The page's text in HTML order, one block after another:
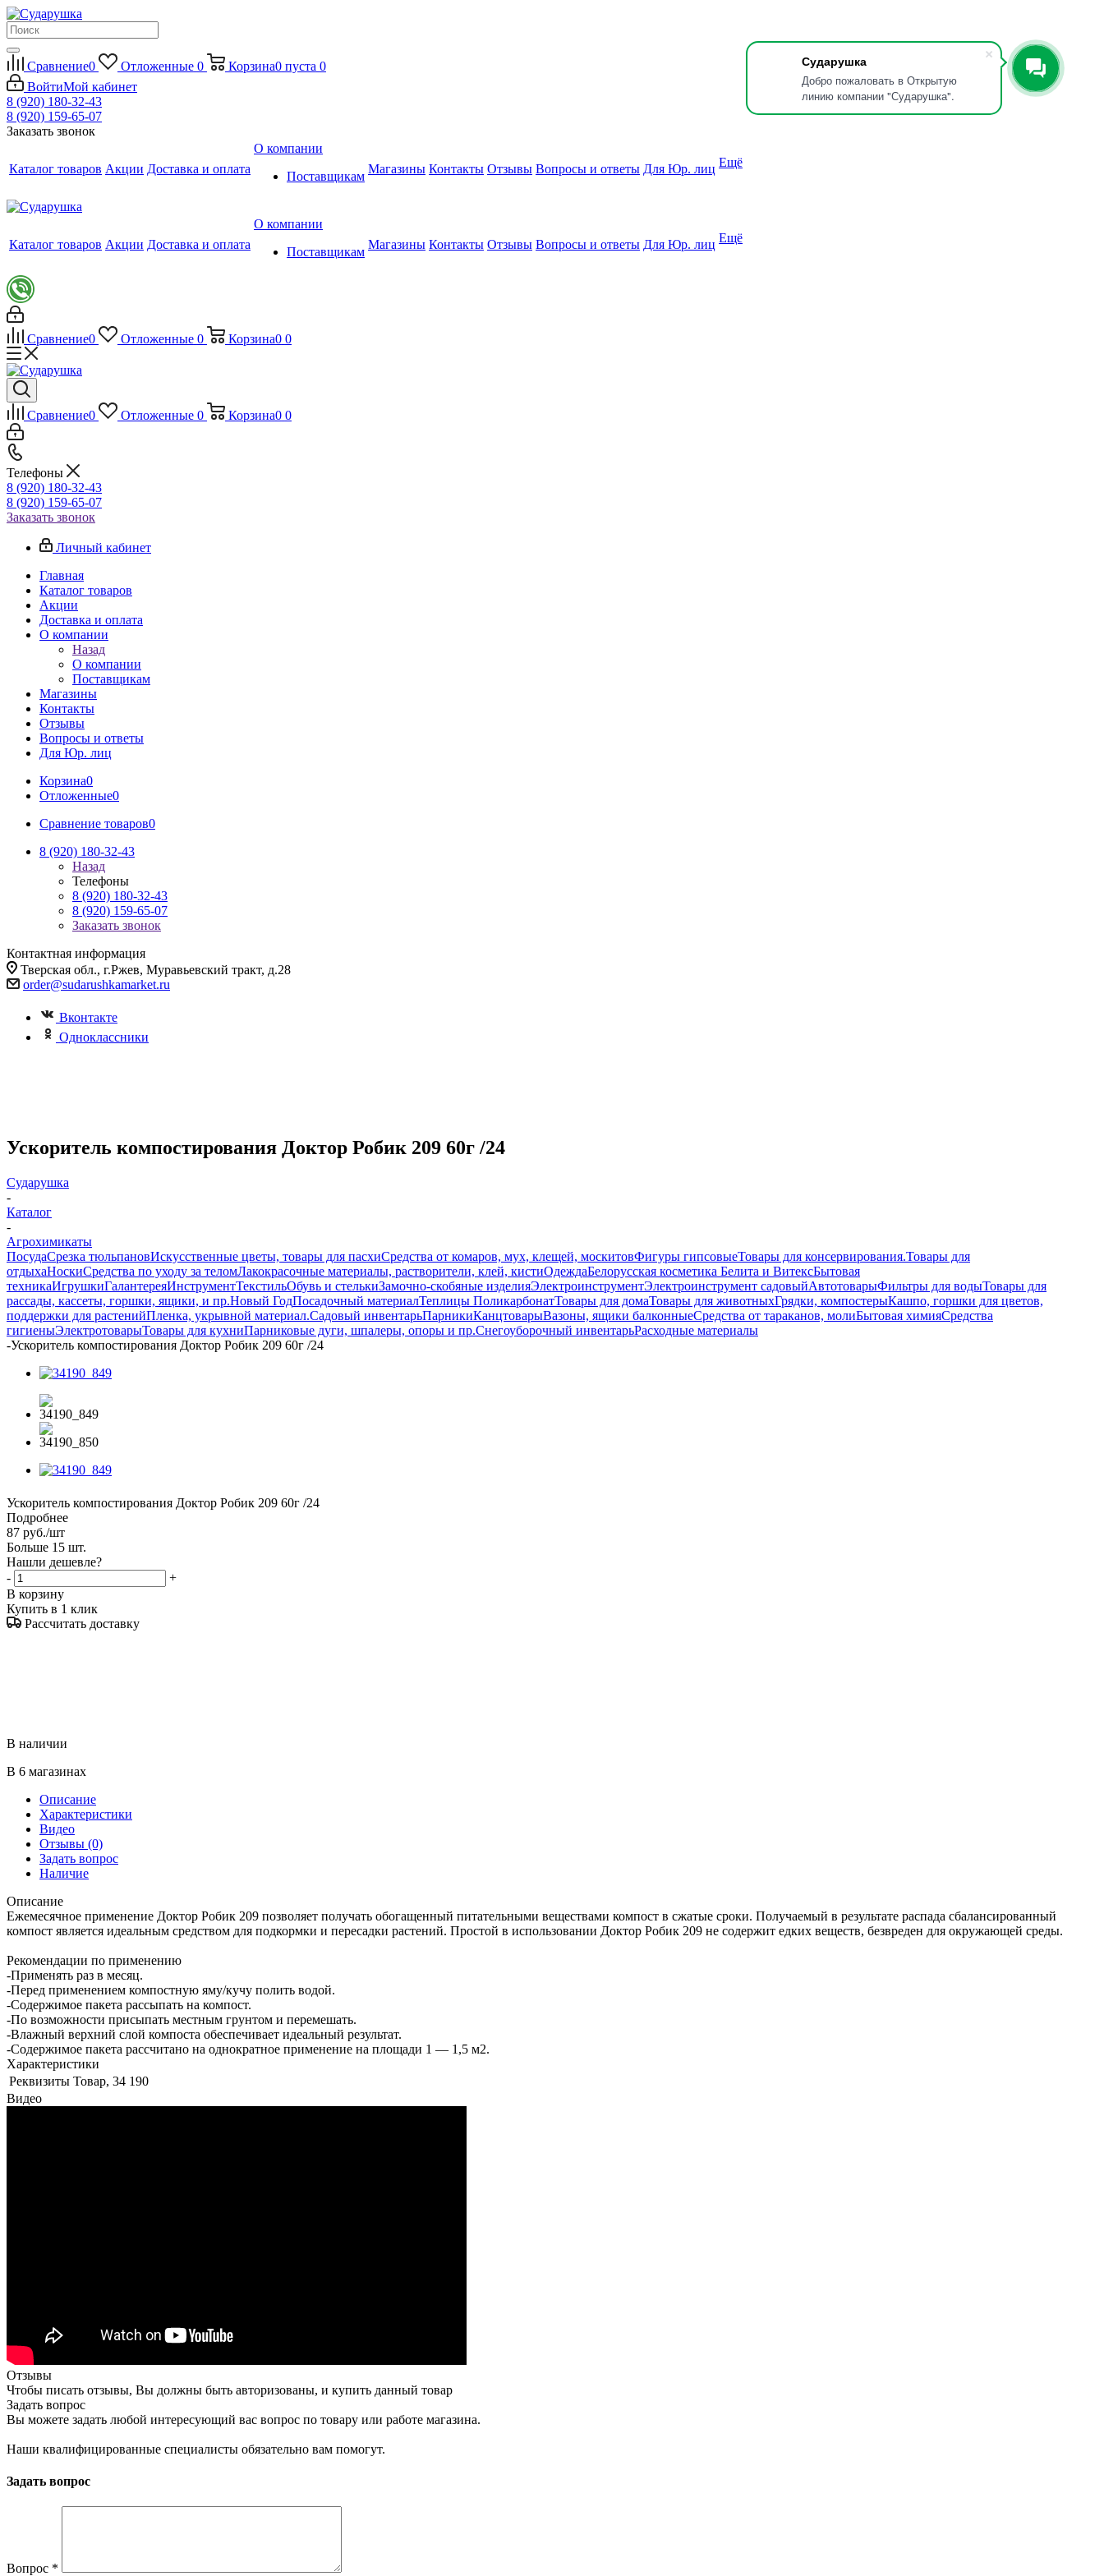
Сударушка
Добро пожаловать в Открытую
линию компании "Сударушка".
Сравнение0 Отложенные 0 Корзина0 пуста 0
ВойтиМой кабинет
8 (920) 180-32-43
8 (920) 159-65-07
Заказать звонок
Каталог товаров Акции Доставка и оплата
О компании
Поставщикам
Магазины Контакты Отзывы Вопросы и ответы Для Юр. лиц Ещё
Каталог товаров Акции Доставка и оплата
О компании
Поставщикам
Магазины Контакты Отзывы Вопросы и ответы Для Юр. лиц Ещё
Сравнение0 Отложенные 0 Корзина0 0
Сравнение0 Отложенные 0 Корзина0 0
Телефоны
8 (920) 180-32-43
8 (920) 159-65-07
Заказать звонок
Личный кабинет
Главная
Каталог товаров
Акции
Доставка и оплата
О компании
Назад
О компании
Поставщикам
Магазины
Контакты
Отзывы
Вопросы и ответы
Для Юр. лиц
Корзина0
Отложенные0
Сравнение товаров0
8 (920) 180-32-43
Назад
Телефоны
8 (920) 180-32-43
8 (920) 159-65-07
Заказать звонок
Контактная информация
Тверская обл., г.Ржев, Муравьевский тракт, д.28
order@sudarushkamarket.ru
Вконтакте
Одноклассники
Ускоритель компостирования Доктор Робик 209 60г /24
Сударушка
-
Каталог
-
Агрохимикаты
ПосудаСрезка тюльпановИскусственные цветы, товары для пасхиСредства от комаров, мух, клещей, москитовФигуры гипсовыеТовары для консервирования.Товары для
отдыхаНоскиСредства по уходу за теломЛакокрасочные материалы, растворители, клей, кистиОдеждаБелорусская косметика Белита и ВитексБытовая
техникаИгрушкиГалантереяИнструментТекстильОбувь и стелькиЗамочно-скобяные изделияЭлектроинструментЭлектроинструмент садовыйАвтотоварыФильтры для водыТовары для
рассады, кассеты, горшки, ящики, и пр.Новый ГодПосадочный материалТеплицы ПоликарбонатТовары для домаТовары для животныхГрядки, компостерыКашпо, горшки для цветов,
поддержки для растенийПленка, укрывной материал.Садовый инвентарьПарникиКанцтоварыВазоны, ящики балконныеСредства от тараканов, молиБытовая химияСредства
гигиеныЭлектротоварыТовары для кухниПарниковые дуги, шпалеры, опоры и пр.Снегоуборочный инвентарьРасходные материалы
-Ускоритель компостирования Доктор Робик 209 60г /24
Ускоритель компостирования Доктор Робик 209 60г /24
Подробнее
87 руб./шт
Больше 15 шт.
Нашли дешевле?
-
+
В корзину
Купить в 1 клик
Рассчитать доставку
В наличии
В 6 магазинах
Описание
Характеристики
Видео
Отзывы (0)
Задать вопрос
Наличие
Описание
Ежемесячное применение Доктор Робик 209 позволяет получать обогащенный питательными веществами компост в сжатые сроки. Получаемый в результате распада сбалансированный
компост является идеальным средством для подкормки и пересадки растений. Простой в использовании Доктор Робик 209 не содержит едких веществ, безвреден для окружающей среды.
Рекомендации по применению
-Применять раз в месяц.
-Перед применением компостную яму/кучу полить водой.
-Содержимое пакета рассыпать на компост.
-По возможности присыпать местным грунтом и перемешать.
-Влажный верхний слой компоста обеспечивает идеальный результат.
-Содержимое пакета рассчитано на однократное применение на площади 1 — 1,5 м2.
Характеристики
Реквизиты Товар, 34 190
Видео
Отзывы
Чтобы писать отзывы, Вы должны быть авторизованы, и купить данный товар
Задать вопрос
Вы можете задать любой интересующий вас вопрос по товару или работе магазина.
Наши квалифицированные специалисты обязательно вам помогут.
Задать вопрос
Вопрос *